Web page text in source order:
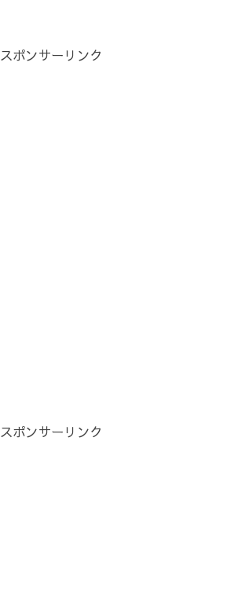
スポンサーリンク
スポンサーリンク